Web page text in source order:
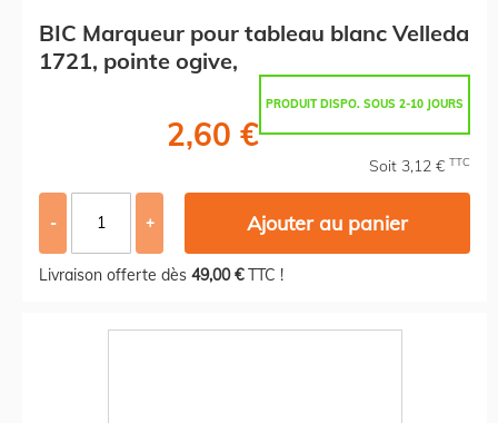
BIC Marqueur pour tableau blanc Velleda
1721, pointe ogive,
PRODUIT DISPO. SOUS 2-10 JOURS
2,60 €
Soit 3,12 € TTC
- + Ajouter au panier
Livraison offerte dès 49,00 €TTC !